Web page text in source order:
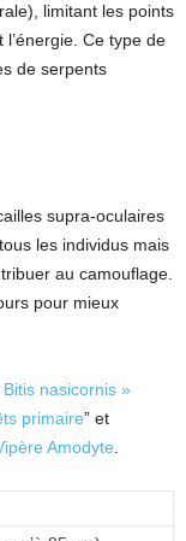
limitant les points
Ce type de
de serpents
supra-oculaires
les individus mais
au camouflage.
pour mieux
nasicornis »
primaire” et
Amodyte